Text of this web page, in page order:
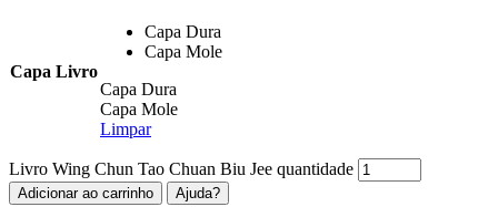
Capa Livro
Capa Dura
Capa Mole
Capa Dura
Capa Mole
Limpar
Livro Wing Chun Tao Chuan Biu Jee quantidade
Adicionar ao carrinho Ajuda?